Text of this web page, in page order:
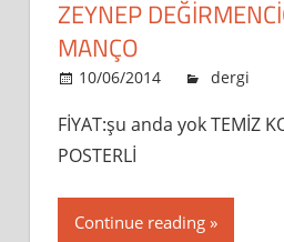
ZEYNEP
MANÇO
10/06/2014 admin
dergi
FİYAT:şu anda yok TEMİZ
POSTERLİ
Continue reading